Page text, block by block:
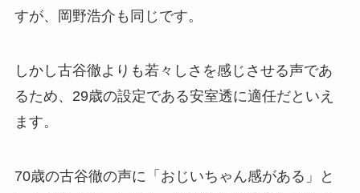
すが、岡野浩介も同じです。
しかし古谷徹よりも若々しさを感じさせる声であ
るため、29歳の設定である安室透に適任だといえ
ます。
70歳の古谷徹の声に「おじいちゃん感がある」と